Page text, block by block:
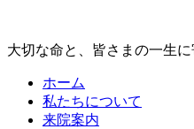
大切な命と、皆さまの一生に
ホーム
私たちについて
来院案内